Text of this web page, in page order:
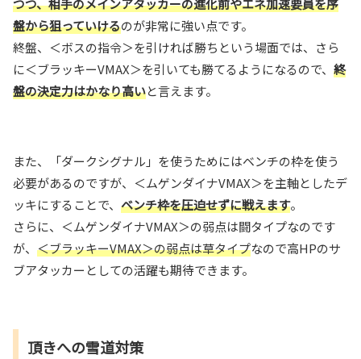
つつ、相手のメインアタッカーの進化前やエネ加速要員を序
盤から狙っていけるのが非常に強い点です。
終盤、＜ボスの指令＞を引ければ勝ちという場面では、さら
に＜ブラッキーVMAX＞を引いても勝てるようになるので、 終
盤の決定力はかなり高いと言えます。
また、「ダークシグナル」を使うためにはベンチの枠を使う
必要があるのですが、＜ムゲンダイナVMAX＞を主軸としたデ
ッキにすることで、 ベンチ枠を圧迫せずに戦えます。
さらに、＜ムゲンダイナVMAX＞の弱点は闘タイプなのです
が、 ＜ブラッキーVMAX＞の弱点は草タイプなので高HPのサ
ブアタッカーとしての活躍も期待できます。
頂きへの雪道対策